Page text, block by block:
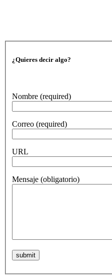
¿Quieres decir algo?
Nombre (required)
Correo (required)
URL
Mensaje (obligatorio)